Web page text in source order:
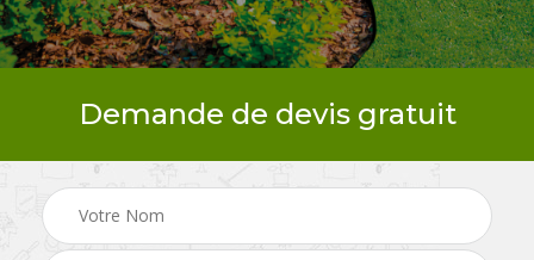
Demande de devis gratuit